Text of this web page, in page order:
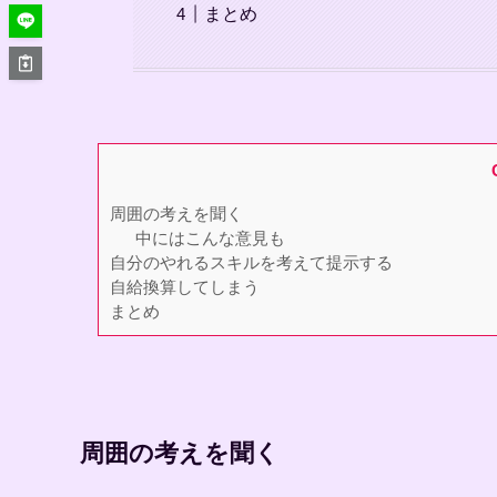
まとめ
周囲の考えを聞く
中にはこんな意見も
自分のやれるスキルを考えて提示する
自給換算してしまう
まとめ
周囲の考えを聞く